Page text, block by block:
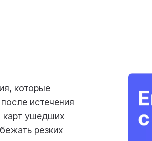
которые
истечения
карт ушедших
резких